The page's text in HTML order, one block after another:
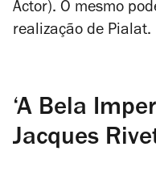
Actor). O mesmo
realização de Pialat.
‘A Bela
Jacques